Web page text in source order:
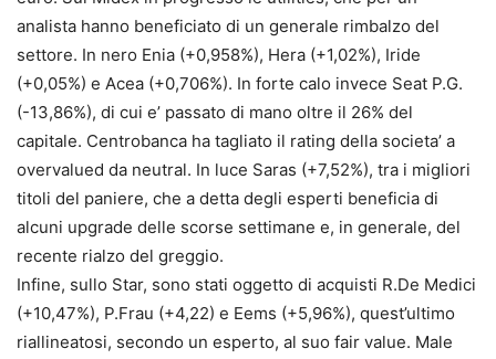
analista hanno beneficiato di un generale rimbalzo del
settore. In nero Enia (+0,958%), Hera (+1,02%), Iride
(+0,05%) e Acea (+0,706%). In forte calo invece Seat P.G.
(-13,86%), di cui e’ passato di mano oltre il 26% del
capitale. Centrobanca ha tagliato il rating della societa’ a
overvalued da neutral. In luce Saras (+7,52%), tra i migliori
titoli del paniere, che a detta degli esperti beneficia di
alcuni upgrade delle scorse settimane e, in generale, del
recente rialzo del greggio.
Infine, sullo Star, sono stati oggetto di acquisti R.De Medici
(+10,47%), P.Frau (+4,22) e Eems (+5,96%), quest’ultimo
riallineatosi, secondo un esperto, al suo fair value. Male